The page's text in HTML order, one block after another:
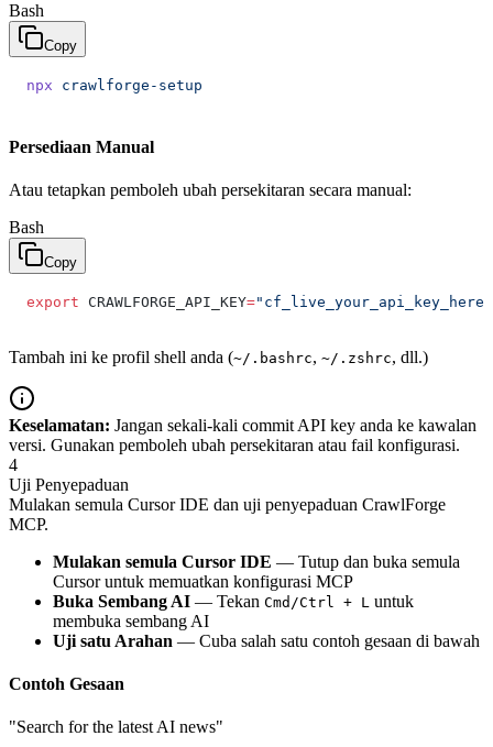
Bash
Copy
npx crawlforge-setup
Persediaan Manual
Atau tetapkan pemboleh ubah persekitaran secara manual:
Bash
Copy
export CRAWLFORGE_API_KEY="cf_live_your_api_key_here"
Tambah ini ke profil shell anda (~/.bashrc, ~/.zshrc, dll.)
Keselamatan: Jangan sekali-kali commit API key anda ke kawalan
versi. Gunakan pemboleh ubah persekitaran atau fail konfigurasi.
4
Uji Penyepaduan
Mulakan semula Cursor IDE dan uji penyepaduan CrawlForge
MCP.
Mulakan semula Cursor IDE — Tutup dan buka semula
Cursor untuk memuatkan konfigurasi MCP
Buka Sembang AI — Tekan Cmd/Ctrl + L untuk
membuka sembang AI
Uji satu Arahan — Cuba salah satu contoh gesaan di bawah
Contoh Gesaan
"Search for the latest AI news"